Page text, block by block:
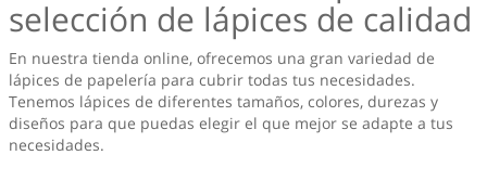
selección de lápices de calidad
En nuestra tienda online, ofrecemos una gran variedad de
lápices de papelería para cubrir todas tus necesidades.
Tenemos lápices de diferentes tamaños, colores, durezas y
diseños para que puedas elegir el que mejor se adapte a tus
necesidades.